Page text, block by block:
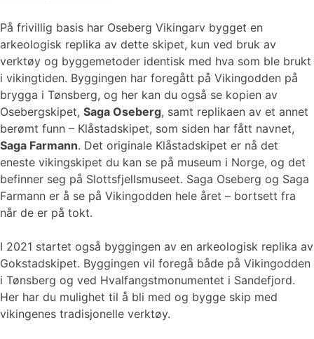
På frivillig basis har Oseberg Vikingarv bygget en
arkeologisk replika av dette skipet, kun ved bruk av
verktøy og byggemetoder identisk med hva som ble brukt
i vikingtiden. Byggingen har foregått på Vikingodden på
brygga i Tønsberg, og her kan du også se kopien av
Osebergskipet, Saga Oseberg, samt replikaen av et annet
berømt funn – Klåstadskipet, som siden har fått navnet,
Saga Farmann. Det originale Klåstadskipet er nå det
eneste vikingskipet du kan se på museum i Norge, og det
befinner seg på Slottsfjellsmuseet. Saga Oseberg og Saga
Farmann er å se på Vikingodden hele året – bortsett fra
når de er på tokt.
I 2021 startet også byggingen av en arkeologisk replika av
Gokstadskipet. Byggingen vil foregå både på Vikingodden
i Tønsberg og ved Hvalfangstmonumentet i Sandefjord.
Her har du mulighet til å bli med og bygge skip med
vikingenes tradisjonelle verktøy.